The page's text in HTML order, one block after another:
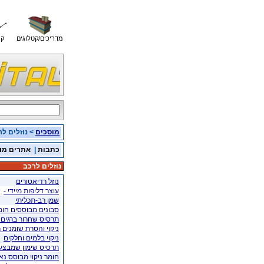
מדריכים/קטלוגים
מוסכים > נוזלים
כתבות אתרים
נוזלים לרכב
נוזל רדיאטורים
עוצר דליפות מיידי -
שמן רב-תכליתי
סבונים מבוססים
תרסיס שחרור ברגים
ניקוי והסרת
ניקוי בלמים וחלקים
תרסיס שימון שמבצע 5 פעולות בו
חומר ניקוי מבוסס